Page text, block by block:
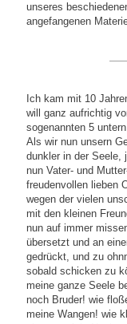
unseres
angefangenen
Ich kam mit 10
will ganz aufrichtig
sogenannten 5
Als wir nun unsern
dunkler in der Seele,
nun Vater- und
freudenvollen lieben
wegen der vielen
mit den kleinen
nun auf immer
übersetzt und an
gedrückt, und zu
sobald schicken zu
meine ganze Seele
noch Bruder! wie
meine Wangen! wie